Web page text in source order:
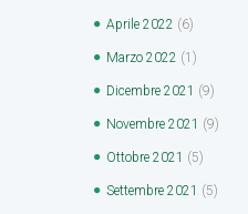
Aprile 2022 (6)
Marzo 2022 (1)
Dicembre 2021 (9)
Novembre 2021 (9)
Ottobre 2021 (5)
Settembre 2021 (5)